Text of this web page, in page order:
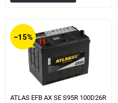
−15%
ATLAS EFB AX SE S95R 100D26R